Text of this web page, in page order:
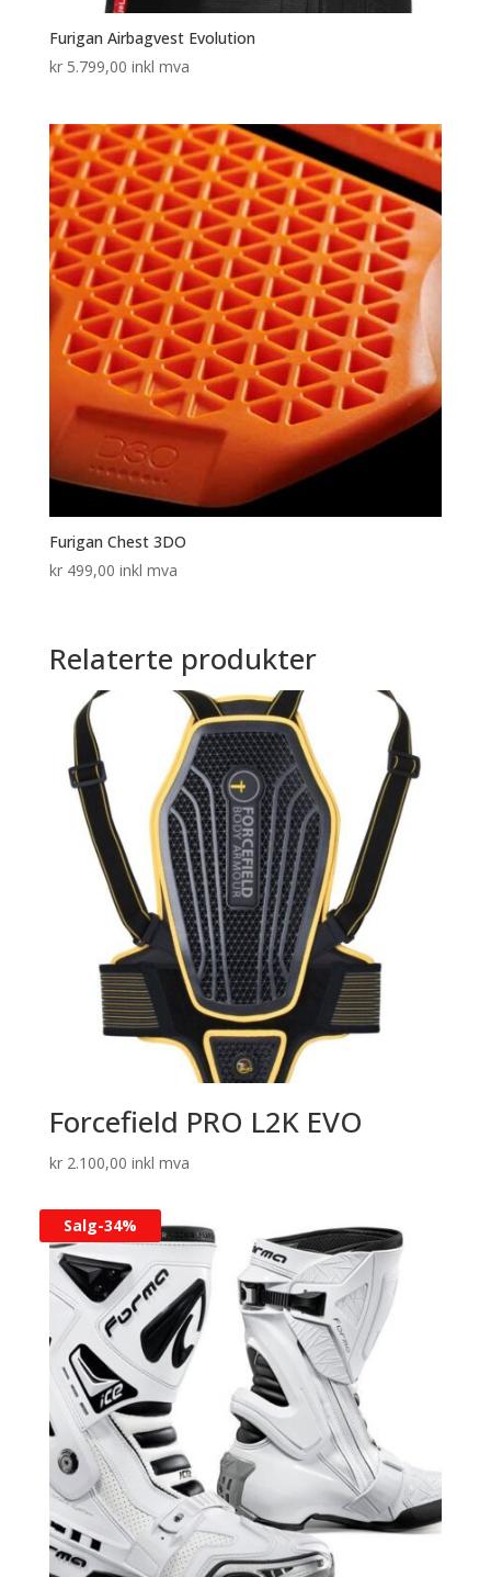
Furigan Airbagvest Evolution
kr5.799,00 inkl mva
Furigan Chest 3DO
kr499,00 inkl mva
Relaterte produkter
Forcefield PRO L2K EVO
kr2.100,00 inkl mva
Salg-34%